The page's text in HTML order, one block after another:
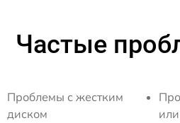
Частые
Проблемы с жестким
диском